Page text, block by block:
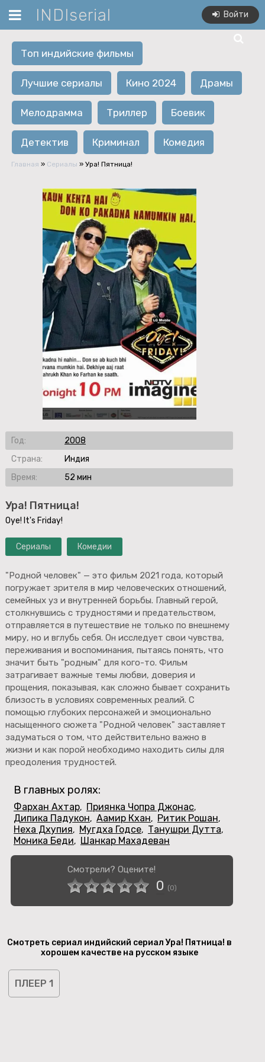
INDIserial Войти
Топ индийские фильмы
Лучшие сериалы Кино 2024 Драмы
Мелодрамма Триллер Боевик
Детектив Криминал Комедия
Главная » Сериалы » Ура! Пятница!
Ура! Пятница!
Oye! It's Friday!
Сериалы Комедии
"Родной человек" — это фильм 2021 года, который
погружает зрителя в мир человеческих отношений,
семейных уз и внутренней борьбы. Главный герой,
столкнувшись с трудностями и предательством,
отправляется в путешествие не только по внешнему
миру, но и вглубь себя. Он исследует свои чувства,
переживания и воспоминания, пытаясь понять, что
значит быть "родным" для кого-то. Фильм
затрагивает важные темы любви, доверия и
прощения, показывая, как сложно бывает сохранить
близость в условиях современных реалий. С
помощью глубоких персонажей и эмоционально
насыщенного сюжета "Родной человек" заставляет
задуматься о том, что действительно важно в
жизни и как порой необходимо находить силы для
преодоления трудностей.
Год:
2008
Страна:
Индия
Время:
52 мин
В главных ролях:
Фархан Ахтар, Приянка Чопра Джонас,
Дипика Падукон, Аамир Кхан, Ритик Рошан,
Неха Дхупия, Мугдха Годсе, Танушри Дутта,
Моника Беди, Шанкар Махадеван
Смотрели? Оцените!
0 (0)
Смотреть сериал индийский сериал Ура! Пятница! в
хорошем качестве на русском языке
ПЛЕЕР 1